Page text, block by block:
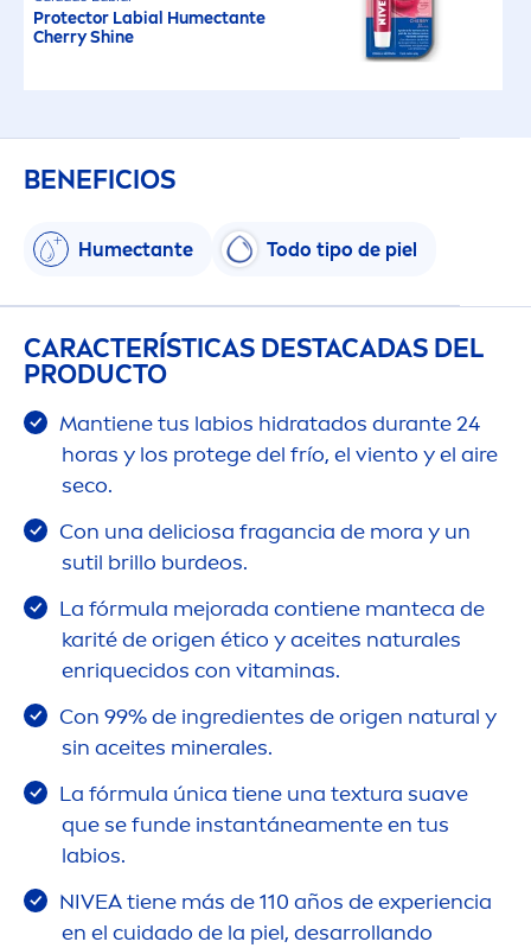
Protector Labial Humectante
CherryShine
BENEFICIOS
Humectante Todo tipo de piel
CARACTERÍSTICAS DESTACADAS DEL
PRODUCTO
Mantiene tus labios hidratados durante 24
horas y los protege del frío, el viento y el aire
seco.
Con una deliciosa fragancia de mora y un
sutil brillo burdeos.
La fórmula mejorada contiene manteca de
karité de origen ético y aceites naturales
enriquecidos con vitaminas.
Con 99% de ingredientes de origen natural y
sin aceites minerales.
La fórmula única tiene una textura suave
que se funde instantáneamente en tus
labios.
NIVEAtiene más de 110 años de experiencia
en el cuidado de la piel, desarrollando